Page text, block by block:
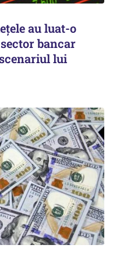
au luat-o
bancar
scenariul lui